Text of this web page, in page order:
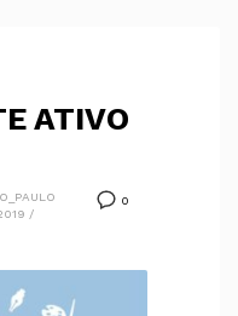
ATIVO
0
/